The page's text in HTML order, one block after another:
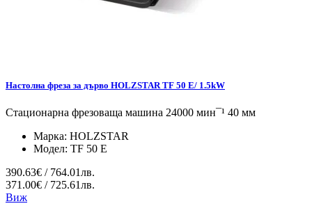
Настолна фреза за дърво HOLZSTAR TF 50 E/ 1.5kW
Стационарна фрезоваща машина 24000 мин¯¹ 40 мм
Марка: HOLZSTAR
Модел: TF 50 E
390.63€ / 764.01лв.
371.00€ / 725.61лв.
Виж